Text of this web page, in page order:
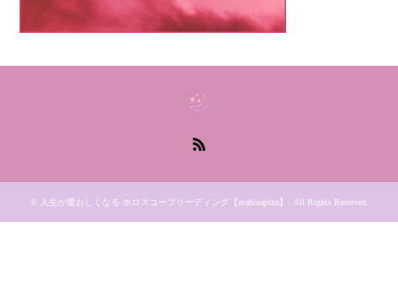
© 人生が愛おしくなる ホロスコープリーディング【mahinapiha】 . All Rights Reserved.